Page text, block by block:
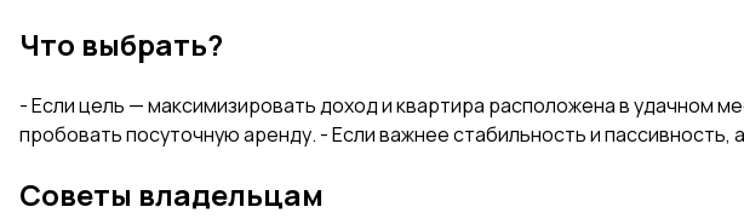
Что выбрать?
- Если цель — максимизировать доход и квартира расположена в удачном
пробовать посуточную аренду. - Если важнее стабильность и
Советы владельцам